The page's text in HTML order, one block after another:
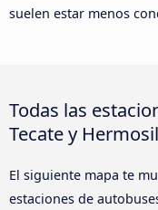
suelen estar menos
Todas las
Tecate y
El siguiente mapa te
estaciones de